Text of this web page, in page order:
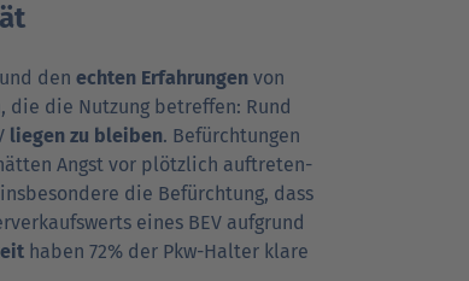
den echten Erfahr­ungen von
die die Nutzung betreffen: Rund
liegen zu bleiben. Befürchtungen
Angst vor plötz­lich auf­treten­
die Befürch­tung, dass
eines BEV aufgrund
haben 72% der Pkw-Halter klare